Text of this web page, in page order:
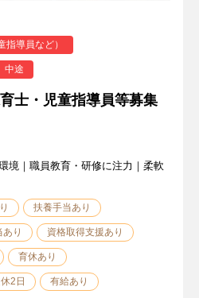
指導員など）
中途
士・児童指導員等募集
境｜職員教育・研修に注力｜柔軟
扶養手当あり
り 資格取得支援あり
育休あり
2日 有給あり